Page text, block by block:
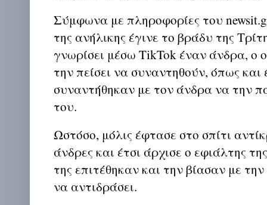
Σύμφωνα με πληροφορίες του
της ανήλικης έγινε το βράδυ της
γνωρίσει μέσω TikTok έναν άνδρα, ο
την πείσει να συναντηθούν, όπως και
συναντήθηκαν με τον άνδρα να την
του.
Ωστόσο, μόλις έφτασε στο σπίτι
άνδρες και έτσι άρχισε ο εφιάλτης
της επιτέθηκαν και την βίασαν με
να αντιδράσει.